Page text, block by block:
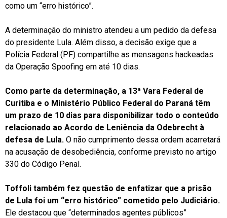
como um “erro histórico”.
A determinação do ministro atendeu a um pedido da defesa
do presidente Lula. Além disso, a decisão exige que a
Polícia Federal (PF) compartilhe as mensagens hackeadas
da Operação Spoofing em até 10 dias.
Como parte da determinação, a 13ª Vara Federal de
Curitiba e o Ministério Público Federal do Paraná têm
um prazo de 10 dias para disponibilizar todo o conteúdo
relacionado ao Acordo de Leniência da Odebrecht à
defesa de Lula. O não cumprimento dessa ordem acarretará
na acusação de desobediência, conforme previsto no artigo
330 do Código Penal.
Toffoli também fez questão de enfatizar que a prisão
de Lula foi um “erro histórico” cometido pelo Judiciário.
Ele destacou que “determinados agentes públicos”